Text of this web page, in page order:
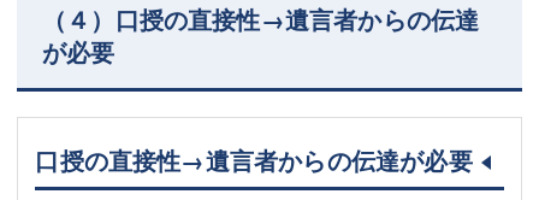
（４）口授の直接性→遺言者からの伝達
が必要
口授の直接性→遺言者からの伝達が必要